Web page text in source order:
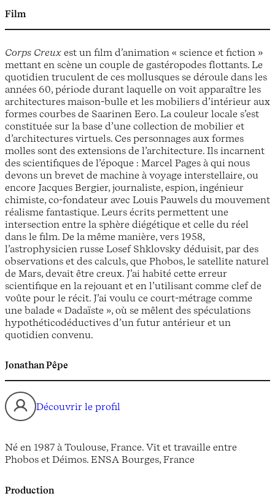
Film
Corps Creux est un film d’animation « science et fiction »
mettant en scène un couple de gastéropodes flottants. Le
quotidien truculent de ces mollusques se déroule dans les
années 60, période durant laquelle on voit apparaître les
architectures maison-bulle et les mobiliers d’intérieur aux
formes courbes de Saarinen Eero. La couleur locale s’est
constituée sur la base d’une collection de mobilier et
d’architectures virtuels. Ces personnages aux formes
molles sont des extensions de l’architecture. Ils incarnent
des scientifiques de l’époque : Marcel Pages à qui nous
devons un brevet de machine à voyage interstellaire, ou
encore Jacques Bergier, journaliste, espion, ingénieur
chimiste, co-fondateur avec Louis Pauwels du mouvement
réalisme fantastique. Leurs écrits permettent une
intersection entre la sphère diégétique et celle du réel
dans le film. De la même manière, vers 1958,
l’astrophysicien russe Losef Shklovsky déduisit, par des
observations et des calculs, que Phobos, le satellite naturel
de Mars, devait être creux. J’ai habité cette erreur
scientifique en la rejouant et en l’utilisant comme clef de
voûte pour le récit. J’ai voulu ce court-métrage comme
une balade « Dadaïste », où se mêlent des spéculations
hypothéticodéductives d’un futur antérieur et un
quotidien convenu.
Jonathan Pêpe
Découvrir le profil
Né en 1987 à Toulouse, France. Vit et travaille entre
Phobos et Déimos. ENSA Bourges, France
Production